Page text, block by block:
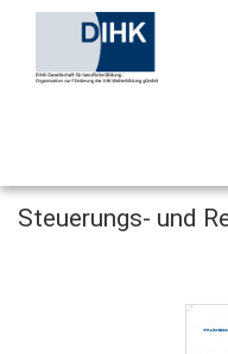
Steuerungs- und